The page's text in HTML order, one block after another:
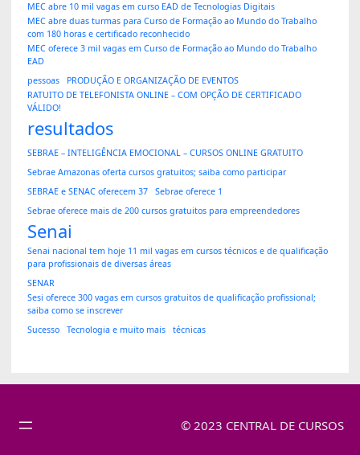
MEC abre 10 mil vagas em curso EAD de Tecnologias Digitais
MEC abre duas turmas para Curso de Formação ao Mundo do Trabalho
com 180 horas e certificado reconhecido
MEC oferece 3 mil vagas em Curso de Formação ao Mundo do Trabalho
EAD
pessoas
PRODUÇÃO E ORGANIZAÇÃO DE EVENTOS
RATUITO DE TELEFONISTA ONLINE – COM OPÇÃO DE CERTIFICADO
VÁLIDO!
resultados
SEBRAE – INTELIGÊNCIA EMOCIONAL – CURSOS ONLINE GRATUITO
Sebrae Amazonas oferta cursos gratuitos; saiba como participar
SEBRAE e SENAC oferecem 37
Sebrae oferece 1
Sebrae oferece mais de 200 cursos gratuitos para empreendedores
Senai
Senai nacional tem hoje 11 mil vagas em cursos técnicos e de qualificação
para profissionais de diversas áreas
SENAR
Sesi oferece 300 vagas em cursos gratuitos de qualificação profissional;
saiba como se inscrever
Sucesso
Tecnologia e muito mais técnicas
© 2023 CENTRAL DE CURSOS